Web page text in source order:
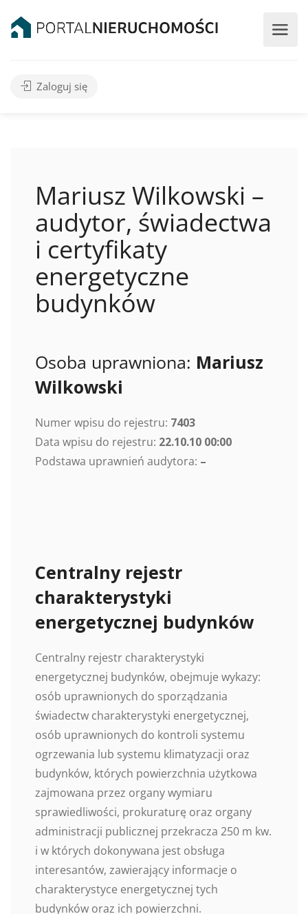
Zaloguj się
Mariusz Wilkowski –
audytor, świadectwa
i certyfikaty
energetyczne
budynków
Osoba uprawniona: Mariusz
Wilkowski
Numer wpisu do rejestru: 7403
Data wpisu do rejestru: 22.10.10 00:00
Podstawa uprawnień audytora: –
Centralny rejestr
charakterystyki
energetycznej budynków
Centralny rejestr charakterystyki
energetycznej budynków, obejmuje wykazy:
osób uprawnionych do sporządzania
świadectw charakterystyki energetycznej,
osób uprawnionych do kontroli systemu
ogrzewania lub systemu klimatyzacji oraz
budynków, których powierzchnia użytkowa
zajmowana przez organy wymiaru
sprawiedliwości, prokuraturę oraz organy
administracji publicznej przekracza 250 m kw.
i w których dokonywana jest obsługa
interesantów, zawierający informacje o
charakterystyce energetycznej tych
budynków oraz ich powierzchni.